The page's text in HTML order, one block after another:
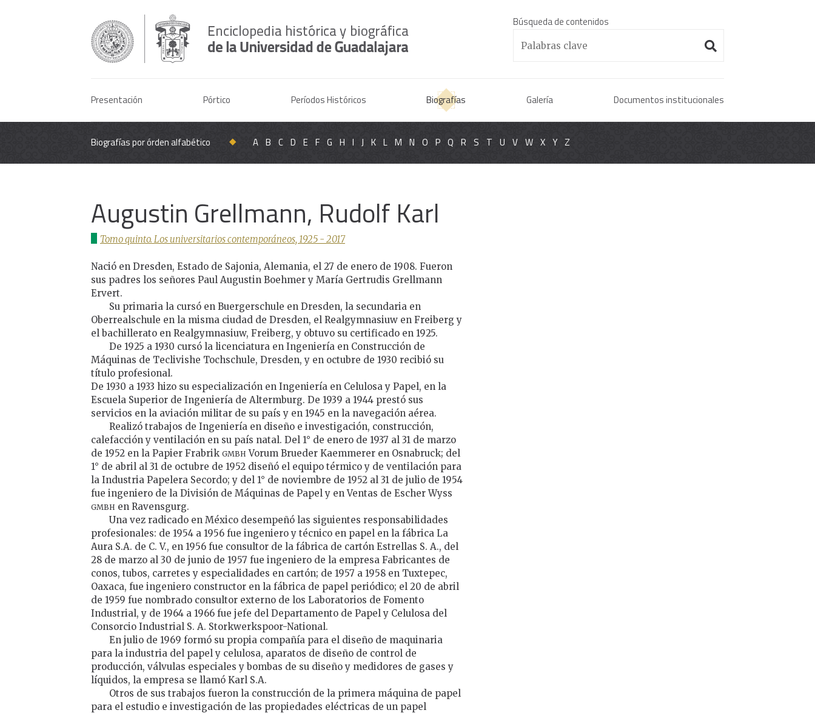
Búsqueda de contenidos
Presentación Pórtico Períodos Históricos Biografías Galería Documentos institucionales
Biografías por órden alfabético A B C D E F G H I J K L M N O P Q R S T U V W X Y Z
Augustin Grellmann, Rudolf Karl
Tomo quinto. Los universitarios contemporáneos, 1925 - 2017
Nació en Dresden, Estado de Sajonia, Alemania, el 27 de enero de 1908. Fueron
sus padres los señores Paul Augustin Boehmer y María Gertrudis Grellmann
Ervert.
Su primaria la cursó en Buergerschule en Dresden, la secundaria en
Oberrealschule en la misma ciudad de Dresden, el Realgymnasiuw en Freiberg y
el bachillerato en Realgymnasiuw, Freiberg, y obtuvo su certificado en 1925.
De 1925 a 1930 cursó la licenciatura en Ingeniería en Construcción de
Máquinas de Teclivishe Tochschule, Dresden, y en octubre de 1930 recibió su
título profesional.
De 1930 a 1933 hizo su especialización en Ingeniería en Celulosa y Papel, en la
Escuela Superior de Ingeniería de Altermburg. De 1939 a 1944 prestó sus
servicios en la aviación militar de su país y en 1945 en la navegación aérea.
Realizó trabajos de Ingeniería en diseño e investigación, construcción,
calefacción y ventilación en su país natal. Del 1° de enero de 1937 al 31 de marzo
de 1952 en la Papier Frabrik gmbh Vorum Brueder Kaemmerer en Osnabruck; del
1° de abril al 31 de octubre de 1952 diseñó el equipo térmico y de ventilación para
la Industria Papelera Secordo; y del 1° de noviembre de 1952 al 31 de julio de 1954
fue ingeniero de la División de Máquinas de Papel y en Ventas de Escher Wyss
gmbh en Ravensgurg.
Una vez radicado en México desempeñó las siguientes responsabilidades
profesionales: de 1954 a 1956 fue ingeniero y técnico en papel en la fábrica La
Aura S.A. de C. V., en 1956 fue consultor de la fábrica de cartón Estrellas S. A., del
28 de marzo al 30 de junio de 1957 fue ingeniero de la empresa Fabricantes de
conos, tubos, carretes y especialidades en cartón; de 1957 a 1958 en Tuxtepec,
Oaxaca, fue ingeniero constructor en la fábrica de papel periódico; el 20 de abril
de 1959 fue nombrado consultor externo de los Laboratorios de Fomento
Industrial, y de 1964 a 1966 fue jefe del Departamento de Papel y Celulosa del
Consorcio Industrial S. A. Storkwerkspoor-National.
En julio de 1969 formó su propia compañía para el diseño de maquinaria
para la industria del papel y celulosa, aparatos de diseño de control de
producción, válvulas especiales y bombas de su diseño y medidores de gases y
líquidos, la empresa se llamó Karl S.A.
Otros de sus trabajos fueron la construcción de la primera máquina de papel
para el estudio e investigación de las propiedades eléctricas de un papel